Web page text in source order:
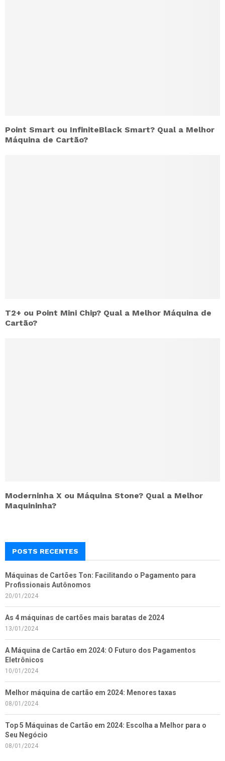
Point Smart ou InfiniteBlack Smart? Qual a Melhor
Máquina de Cartão?
T2+ ou Point Mini Chip? Qual a Melhor Máquina de
Cartão?
Moderninha X ou Máquina Stone? Qual a Melhor
Maquininha?
POSTS RECENTES
Máquinas de Cartões Ton: Facilitando o Pagamento para
Profissionais Autônomos
20/01/2024
As 4 máquinas de cartões mais baratas de 2024
13/01/2024
A Máquina de Cartão em 2024: O Futuro dos Pagamentos
Eletrônicos
10/01/2024
Melhor máquina de cartão em 2024: Menores taxas
08/01/2024
Top 5 Máquinas de Cartão em 2024: Escolha a Melhor para o
Seu Negócio
08/01/2024